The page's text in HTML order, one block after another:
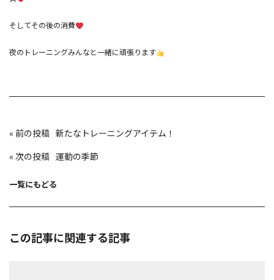
そしてその後の消費
夜のトレーニングみんなと一緒に頑張ります
投
稿
ゲ
ョ
«
新たなトレーニングアイテム！
«
運動の季節
一覧にもどる
この記事に関連する記事